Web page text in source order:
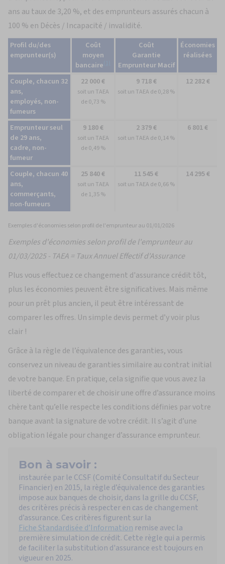
ans au taux de 3,20 %, et des emprunteurs assurés chacun à
100 % en Décès / Incapacité / invalidité.
Profil du/des
emprunteur(s)
Coût
moyen
assurance
emprunteur
bancaire
Coûtde
l'assurance
Garantie
Emprunteur Macif
Économies
réalisées
Couple, chacun 32
ans,
employés, non-
fumeurs
22 000 €
soit un TAEA
de 0,73 %
9 718 €
soit un TAEA de 0,28 %
12 282 €
Emprunteur seul
de 29 ans,
cadre, non-
fumeur
9 180 €
soit un TAEA
de 0,49 %
2 379 €
soit un TAEA de 0,14 %
6 801 €
Couple, chacun 40
ans,
commerçants,
non-fumeurs
25 840 €
soit un TAEA
de 1,35 %
11 545 €
soit un TAEA de 0,66 %
14 295 €
Exemples d'économies selon profil de l'emprunteur au 01/01/2026
Exemples d'économies selon profil de l'emprunteur au
01/03/2025 - TAEA = Taux Annuel Effectif d'Assurance
Plus vous effectuez ce changement d'assurance crédit tôt,
plus les économies peuvent être significatives. Mais même
pour un prêt plus ancien, il peut être intéressant de
comparer les offres. Un simple devis permet d’y voir plus
clair !
Grâce à la règle de l’équivalence des garanties, vous
conservez un niveau de garanties similaire au contrat initial
de votre banque. En pratique, cela signifie que vous avez la
liberté de comparer et de choisir une offre d’assurance moins
chère tant qu’elle respecte les conditions définies par votre
banque avant la signature de votre crédit. Il s’agit d’une
obligation légale pour changer d’assurance emprunteur.
Bon à savoir :
instaurée par le CCSF (Comité Consultatif du Secteur
Financier) en 2015, la règle d’équivalence des garanties
impose aux banques de choisir, dans la grille du CCSF,
des critères précis à respecter en cas de changement
d’assurance. Ces critères figurent sur la
Fiche Standardisée d’Information remise avec la
première simulation de crédit. Cette règle qui a permis
de faciliter la substitution d'assurance est toujours en
vigueur en 2025.